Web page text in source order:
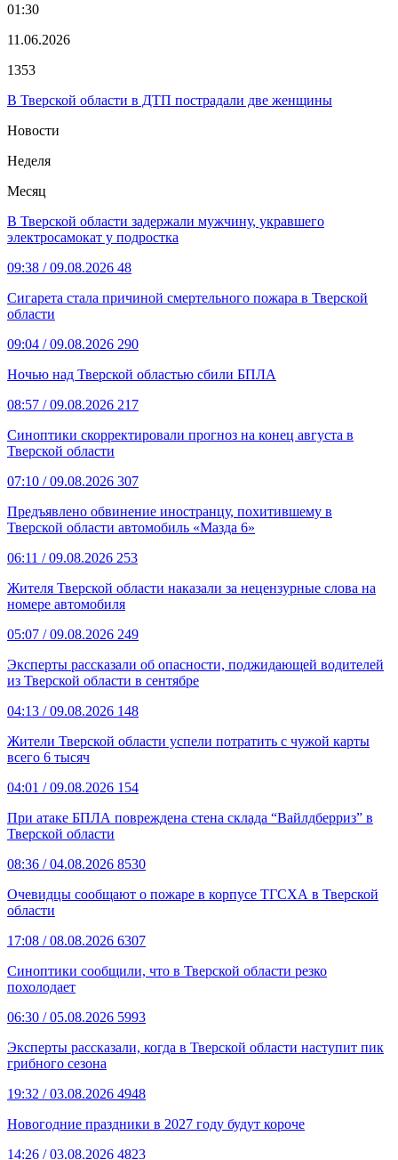
01:30
11.06.2026
1353
В Тверской области в ДТП пострадали две женщины
Новости
Неделя
Месяц
В Тверской области задержали мужчину, укравшего
электросамокат у подростка
09:38 / 09.08.2026 48
Сигарета стала причиной смертельного пожара в Тверской
области
09:04 / 09.08.2026 290
Ночью над Тверской областью сбили БПЛА
08:57 / 09.08.2026 217
Синоптики скорректировали прогноз на конец августа в
Тверской области
07:10 / 09.08.2026 307
Предъявлено обвинение иностранцу, похитившему в
Тверской области автомобиль «Мазда 6»
06:11 / 09.08.2026 253
Жителя Тверской области наказали за нецензурные слова на
номере автомобиля
05:07 / 09.08.2026 249
Эксперты рассказали об опасности, поджидающей водителей
из Тверской области в сентябре
04:13 / 09.08.2026 148
Жители Тверской области успели потратить с чужой карты
всего 6 тысяч
04:01 / 09.08.2026 154
При атаке БПЛА повреждена стена склада “Вайлдберриз” в
Тверской области
08:36 / 04.08.2026 8530
Очевидцы сообщают о пожаре в корпусе ТГСХА в Тверской
области
17:08 / 08.08.2026 6307
Синоптики сообщили, что в Тверской области резко
похолодает
06:30 / 05.08.2026 5993
Эксперты рассказали, когда в Тверской области наступит пик
грибного сезона
19:32 / 03.08.2026 4948
Новогодние праздники в 2027 году будут короче
14:26 / 03.08.2026 4823